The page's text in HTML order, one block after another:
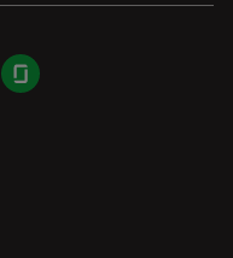
Glassdoor